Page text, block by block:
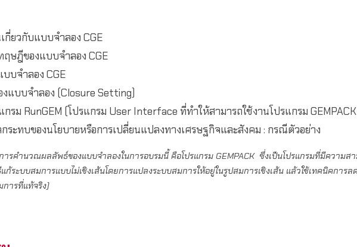
กี่ยวกับแบบจำลอง CGE
ฤษฎีของแบบจำลอง CGE
บจำลอง CGE
แบบจำลอง (Closure Setting)
กรม RunGEM (โปรแกรม User Interface ที่ทำให้สามารถใช้งานโปรแกรม
ะทบของนโยบายหรือการเปลี่ยนแปลงทางเศรษฐกิจและสังคม : กรณีตัวอย่าง
ารคำนวณผลลัพธ์ของแบบจำลองในการอบรมนี้ คือโปรแกรม GEMPACK ซึ่งเป็นโปรแกรมที่มีความ
แก้ระบบสมการแบบไม่เชิงเส้นโดยการแปลงระบบสมการให้อยู่ในรูปสมการเชิงเส้น แล้วใช้เทคนิคก
การที่แท้จริง)